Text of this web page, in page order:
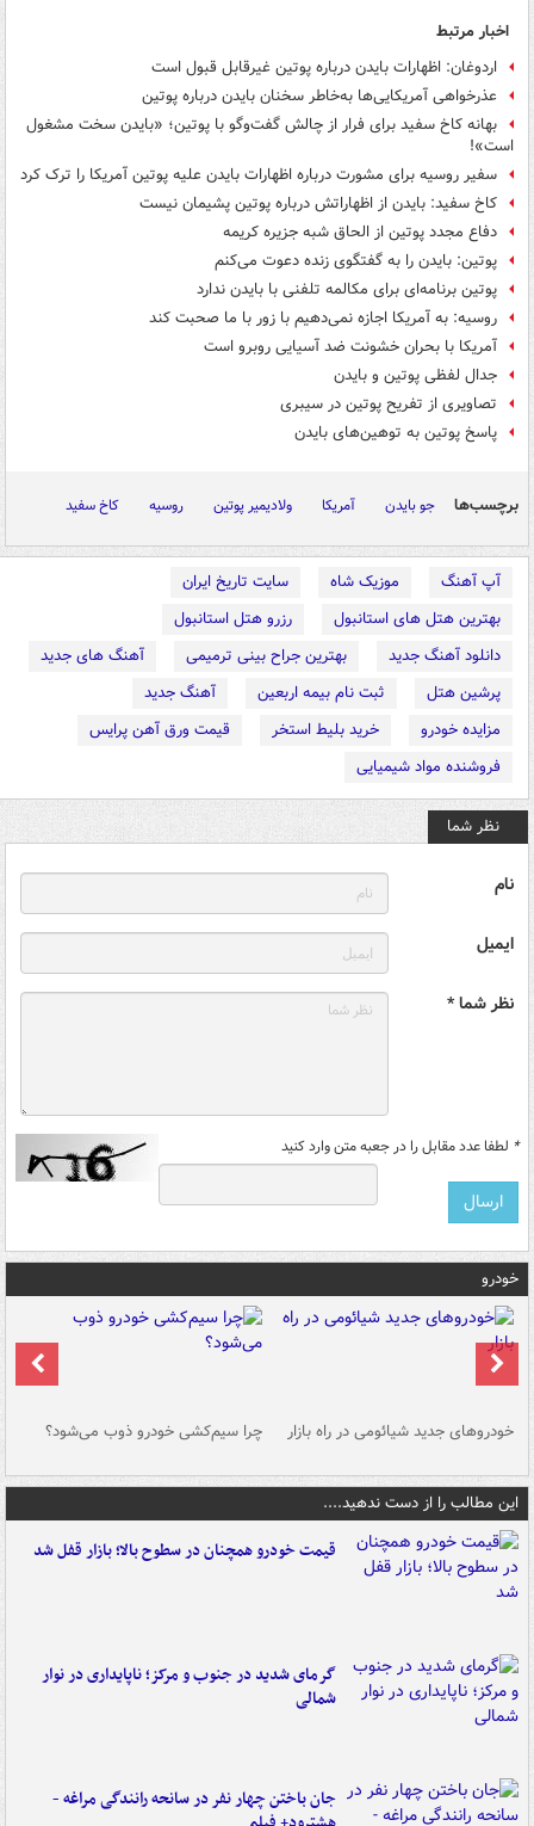
اخبار مرتبط
اردوغان: اظهارات بایدن درباره پوتین غیرقابل قبول است
عذرخواهی آمریکایی‌ها به‌خاطر سخنان بایدن درباره پوتین
بهانه کاخ سفید برای فرار از چالش گفت‌وگو با پوتین؛ «بایدن سخت مشغول
است»!
سفیر روسیه برای مشورت درباره اظهارات بایدن علیه پوتین آمریکا را ترک کرد
کاخ سفید: بایدن از اظهاراتش درباره پوتین پشیمان نیست
دفاع مجدد پوتین از الحاق شبه جزیره کریمه
پوتین: بایدن را به گفتگوی زنده دعوت می‌کنم
پوتین برنامه‌ای برای مکالمه تلفنی با بایدن ندارد
روسیه: به آمریکا اجازه نمی‌دهیم با زور با ما صحبت کند
آمریکا با بحران خشونت ضد آسیایی روبرو است
جدال لفظی پوتین و بایدن
تصاویری از تفریح پوتین در سیبری
پاسخ پوتین به توهین‌های بایدن
برچسب‌ها جو بایدن آمریکا ولادیمیر پوتین روسیه کاخ سفید
آپ آهنگ موزیک شاه
سایت تاریخ ایران
بهترین هتل های استانبول
رزرو هتل استانبول
دانلود آهنگ جدید
بهترین جراح بینی ترمیمی
آهنگ های جدید
پرشین هتل
ثبت نام بیمه اربعین
آهنگ جدید
مزایده خودرو
خرید بلیط استخر
قیمت ورق آهن پرایس
فروشنده مواد شیمیایی
نظر شما
نام
ایمیل
نظر شما *
* لطفا عدد مقابل را در جعبه متن وارد کنید
خودرو
خودروهای جدید شیائومی در راه بازار چرا سیم‌کشی خودرو ذوب می‌شود؟
این مطالب را از دست ندهید....
قیمت خودرو همچنان در سطوح بالا؛ بازار قفل شد
گرمای شدید در جنوب و مرکز؛ ناپایداری در نوار
شمالی
جان باختن چهار نفر در سانحه رانندگی مراغه -